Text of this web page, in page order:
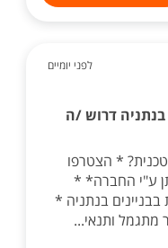
לפני יומיים
דרוש /ה
* הצטרפו
ע"י החברה* *
בנתניה *
מתגמל ותנאי...